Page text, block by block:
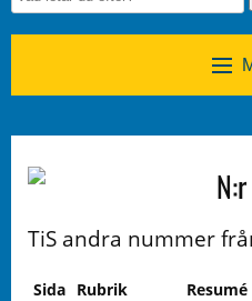
TiS andra nummer
Sida Rubrik Resumé